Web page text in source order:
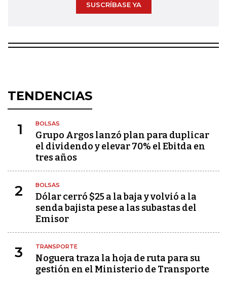
SUSCRÍBASE YA
TENDENCIAS
1 BOLSAS
Grupo Argos lanzó plan para duplicar
el dividendo y elevar 70% el Ebitda en
tres años
2 BOLSAS
Dólar cerró $25 a la baja y volvió a la
senda bajista pese a las subastas del
Emisor
3 TRANSPORTE
Noguera traza la hoja de ruta para su
gestión en el Ministerio de Transporte